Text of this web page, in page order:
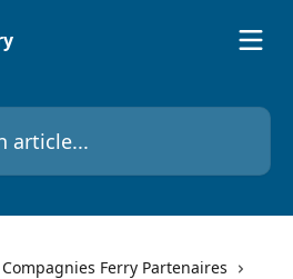
Compagnies Ferry Partenaires